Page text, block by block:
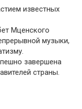
известных
Мценского
музыки,
завершена
страны.